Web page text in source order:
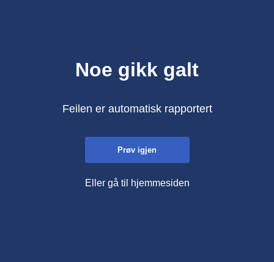
Noe gikk galt
Feilen er automatisk rapportert
Prøv igjen
Eller gå til hjemmesiden